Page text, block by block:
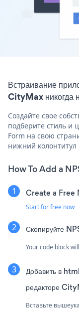
Встраивание
CityMax никогда
Создайте свое
подберите стиль и
Form на свою
нижний колонтитул
How To Add a
Create a Free
Start for free now
Скопируйте
Your code block
Добавить в
редакторе
Вставьте